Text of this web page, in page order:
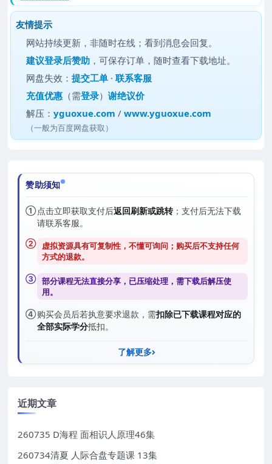
友情提示
网站持续更新，非随时在线；看到消息会回复。
建议登录后赞助 ，可保存订单，随时查看下载地址。
网盘失效：提交工单 ·联系客服
充值优惠 （需登录）谢绝议价
解压：yguoxue.com /www.yguoxue.com
（一般为百度网盘获取）
赞助须知
① 点击立即获取支付后返回刷新或跳转；支付后无法下载
请联系客服。
② 虚拟资源具有可复制性，不懂可询问；购买后不支持任何
方式的退款。
③ 部分课程无法直接分享，已压缩处理，需下载后解压使
用。
④购买会员后若执意要求退款，需扣除已下载课程对应的
全部实际学分抵扣。
了解更多
近期文章
260735 D海程 面相识人原理46集
260734清夏 人际合盘专题课 13集